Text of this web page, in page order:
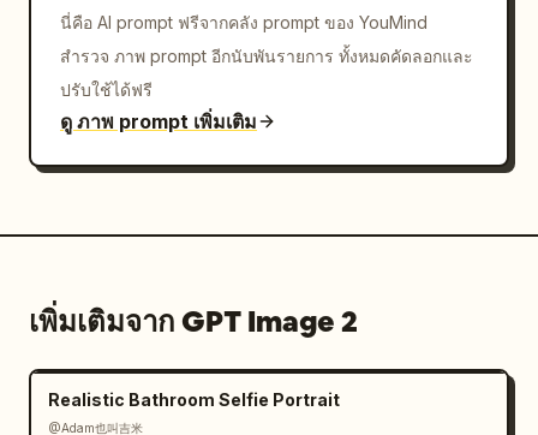
นี่คือ AI prompt ฟรีจากคลัง prompt ของ YouMind
สำรวจ ภาพ prompt อีกนับพันรายการ ทั้งหมดคัดลอกและ
ปรับใช้ได้ฟรี
ดู ภาพ prompt เพิ่มเติม
เพิ่มเติมจาก GPT Image 2
Realistic Bathroom Selfie Portrait
@Adam也叫吉米